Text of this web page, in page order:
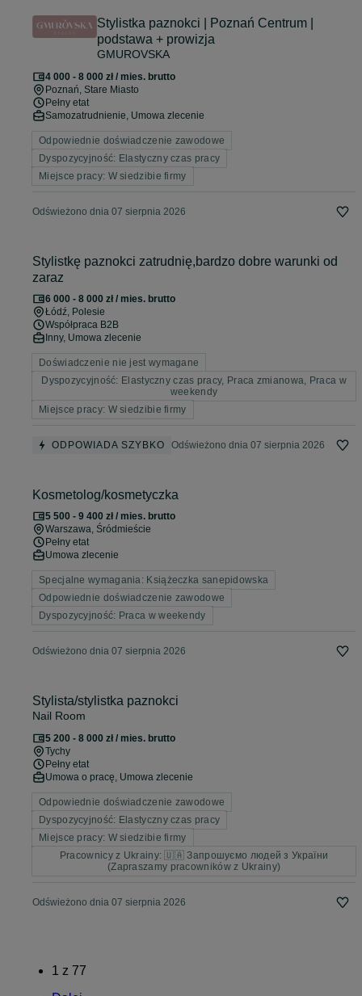
Stylistka paznokci | Poznań Centrum |
podstawa + prowizja
GMUROVSKA
4 000 - 8 000 zł / mies. brutto
Poznań, Stare Miasto
Pełny etat
Samozatrudnienie, Umowa zlecenie
Odpowiednie doświadczenie zawodowe
Dyspozycyjność: Elastyczny czas pracy
Miejsce pracy: W siedzibie firmy
Odświeżono dnia 07 sierpnia 2026
Stylistkę paznokci zatrudnię,bardzo dobre warunki od
zaraz
6 000 - 8 000 zł / mies. brutto
Łódź, Polesie
Współpraca B2B
Inny, Umowa zlecenie
Doświadczenie nie jest wymagane
Dyspozycyjność: Elastyczny czas pracy, Praca zmianowa, Praca w
weekendy
Miejsce pracy: W siedzibie firmy
ODPOWIADA SZYBKO Odświeżono dnia 07 sierpnia 2026
Kosmetolog/kosmetyczka
5 500 - 9 400 zł / mies. brutto
Warszawa, Śródmieście
Pełny etat
Umowa zlecenie
Specjalne wymagania: Książeczka sanepidowska
Odpowiednie doświadczenie zawodowe
Dyspozycyjność: Praca w weekendy
Odświeżono dnia 07 sierpnia 2026
Stylista/stylistka paznokci
Nail Room
5 200 - 8 000 zł / mies. brutto
Tychy
Pełny etat
Umowa o pracę, Umowa zlecenie
Odpowiednie doświadczenie zawodowe
Dyspozycyjność: Elastyczny czas pracy
Miejsce pracy: W siedzibie firmy
Pracownicy z Ukrainy: 🇺🇦 Запрошуємо людей з України
(Zapraszamy pracowników z Ukrainy)
Odświeżono dnia 07 sierpnia 2026
1 z 77